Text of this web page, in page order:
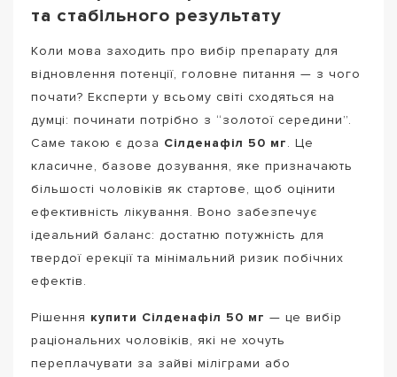
та стабільного результату
Коли мова заходить про вибір препарату для
відновлення потенції, головне питання — з чого
почати? Експерти у всьому світі сходяться на
думці: починати потрібно з “золотої середини”.
Саме такою є доза Сілденафіл 50 мг. Це
класичне, базове дозування, яке призначають
більшості чоловіків як стартове, щоб оцінити
ефективність лікування. Воно забезпечує
ідеальний баланс: достатню потужність для
твердої ерекції та мінімальний ризик побічних
ефектів.
Рішення купити Сілденафіл 50 мг — це вибір
раціональних чоловіків, які не хочуть
переплачувати за зайві міліграми або